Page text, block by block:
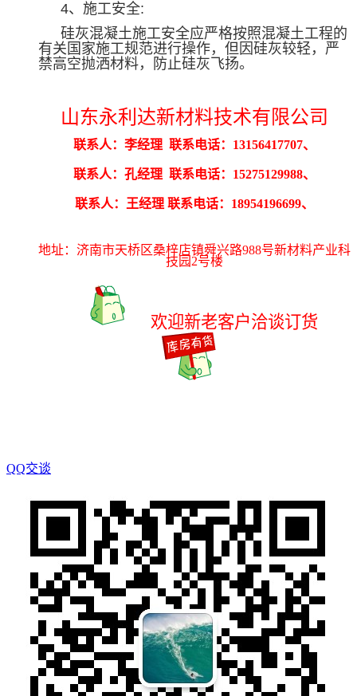
4、施工安全:
硅灰混凝土施工安全应严格按照混凝土工程的
有关国家施工规范进行操作，但因硅灰较轻，严
禁高空抛洒材料，防止硅灰飞扬。
山东永利达新材料技术有限公司
联系人：李经理 联系电话：13156417707、
联系人：孔经理 联系电话：15275129988、
联系人：王经理 联系电话：18954196699、
地址： 济南市天桥区桑梓店镇舜兴路988号新材料产业科
技园 2号楼
欢迎新老客户洽谈订货
QQ交谈